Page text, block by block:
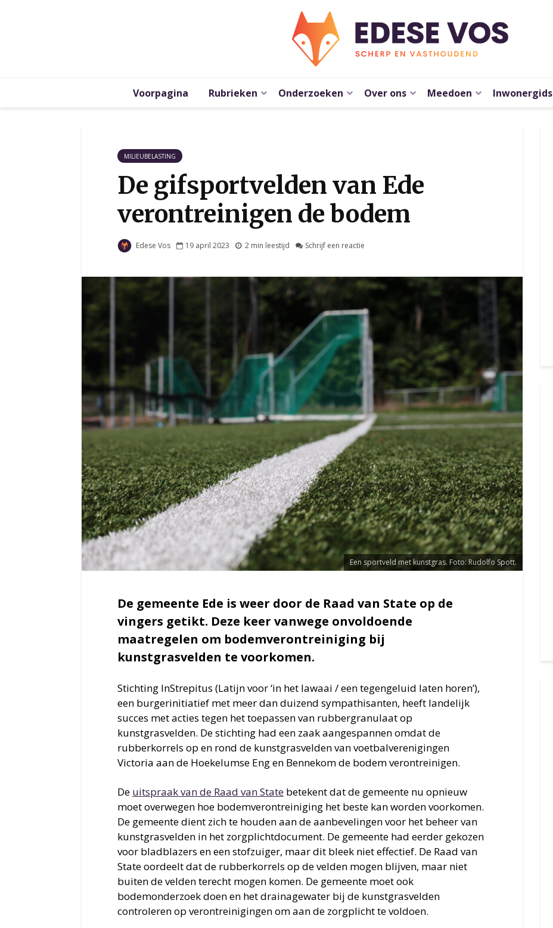
Voorpagina Rubrieken Onderzoeken Over ons Meedoen Inwonergids
MILIEUBELASTING
De gifsportvelden van Ede
verontreinigen de bodem
Edese Vos 19 april 2023 2 min leestijd Schrijf een reactie
Een sportveld met kunstgras. Foto: Rudolfo Spott.
De gemeente Ede is weer door de Raad van State op de
vingers getikt. Deze keer vanwege onvoldoende
maatregelen om bodemverontreiniging bij
kunstgrasvelden te voorkomen.
Stichting InStrepitus (Latijn voor ‘in het lawaai / een tegengeluid laten horen’),
een burgerinitiatief met meer dan duizend sympathisanten, heeft landelijk
succes met acties tegen het toepassen van rubbergranulaat op
kunstgrasvelden. De stichting had een zaak aangespannen omdat de
rubberkorrels op en rond de kunstgrasvelden van voetbalverenigingen
Victoria aan de Hoekelumse Eng en Bennekom de bodem verontreinigen.
De uitspraak van de Raad van State betekent dat de gemeente nu opnieuw
moet overwegen hoe bodemverontreiniging het beste kan worden voorkomen.
De gemeente dient zich te houden aan de aanbevelingen voor het beheer van
kunstgrasvelden in het zorgplichtdocument. De gemeente had eerder gekozen
voor bladblazers en een stofzuiger, maar dit bleek niet effectief. De Raad van
State oordeelt dat de rubberkorrels op de velden mogen blijven, maar niet
buiten de velden terecht mogen komen. De gemeente moet ook
bodemonderzoek doen en het drainagewater bij de kunstgrasvelden
controleren op verontreinigingen om aan de zorgplicht te voldoen.